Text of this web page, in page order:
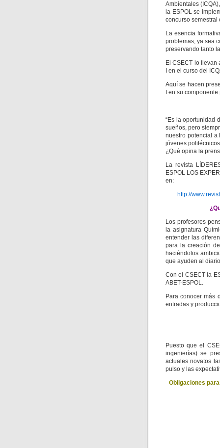
Ambientales
la ESPOL se
concurso semestral
La esencia
problemas, ya sea
preservando tanto
El CSECT lo llevan
I en el curso del
Aquí se hacen
I en su
“Es la oportunidad
sueños, pero
nuestro potencial
jóvenes
¿Qué opina la
La revista
ESPOL LOS
en:
http://
Los profesores
la asignatura
entender las
para la creación
haciéndolos
que ayuden al
Con el CSECT la
ABET-ESPOL.
Para conocer más
entradas y
Puesto que el
ingenierías) se
actuales novatos
pulso y las
Obligaciones